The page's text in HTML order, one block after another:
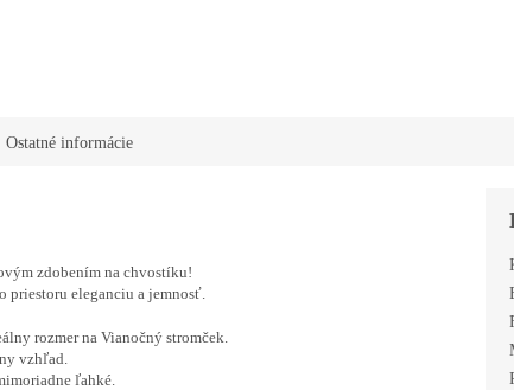
Ostatné informácie
zdobením na chvostíku!
eleganciu a jemnosť.
rozmer na Vianočný stromček.
vzhľad.
ľahké.